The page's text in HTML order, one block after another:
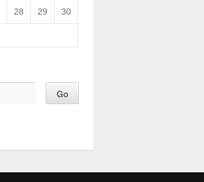
28 29 30